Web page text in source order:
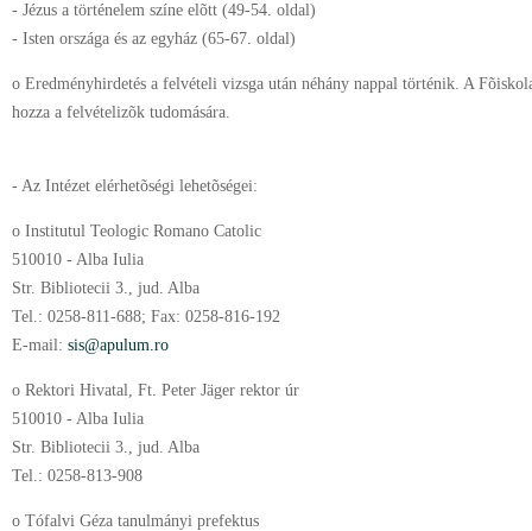
- Jézus a történelem színe elõtt (49-54. oldal)
- Isten országa és az egyház (65-67. oldal)
o Eredményhirdetés a felvételi vizsga után néhány nappal történik. A
hozza a felvételizõk tudomására.
- Az Intézet elérhetõségi lehetõségei:
o Institutul Teologic Romano Catolic
510010 - Alba Iulia
Str. Bibliotecii 3., jud. Alba
Tel.: 0258-811-688; Fax: 0258-816-192
E-mail: sis@apulum.ro
o Rektori Hivatal, Ft. Peter Jäger rektor úr
510010 - Alba Iulia
Str. Bibliotecii 3., jud. Alba
Tel.: 0258-813-908
o Tófalvi Géza tanulmányi prefektus